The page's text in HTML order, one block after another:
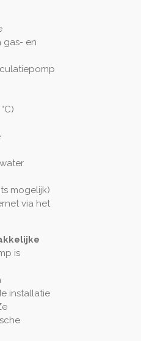
gas- en
mogelijk)
via het
is
installatie